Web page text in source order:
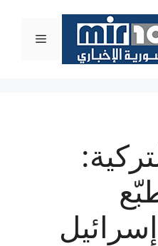
القائمة